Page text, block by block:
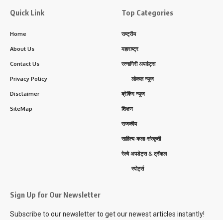
Quick Link
Home
About Us
Contact Us
Privacy Policy
Disclaimer
SiteMap
Top Categories
राष्ट्रीय
महाराष्ट्र
रत्नागिरी अपडेट्स
लोकल न्यूज
ब्रेकिंग न्यूज
शिक्षण
राजकीय
साहित्य-कला-संस्कृती
रेल्वे अपडेट्स & ट्रॅव्हल
स्पोर्ट्स
Sign Up for Our Newsletter
Subscribe to our newsletter to get our newest articles instantly!